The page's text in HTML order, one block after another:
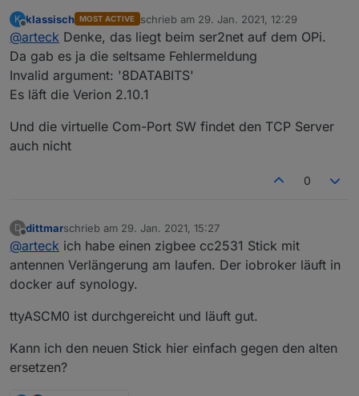
K
Offline
klassisch MOST ACTIVE schrieb am 29. Jan. 2021, 12:29
zuletzt editiert von
@arteck Denke, das liegt beim ser2net auf dem OPi.
Da gab es ja die seltsame Fehlermeldung
Invalid argument: '8DATABITS'
Es läft die Verion 2.10.1
Und die virtuelle Com-Port SW findet den TCP Server
auch nicht
0
D
Offline
dittmarschrieb am 29. Jan. 2021, 15:27
zuletzt editiert von
@arteck ich habe einen zigbee cc2531 Stick mit
antennen Verlängerung am laufen. Der iobroker läuft in
docker auf synology.
ttyASCM0 ist durchgereicht und läuft gut.
Kann ich den neuen Stick hier einfach gegen den alten
ersetzen?